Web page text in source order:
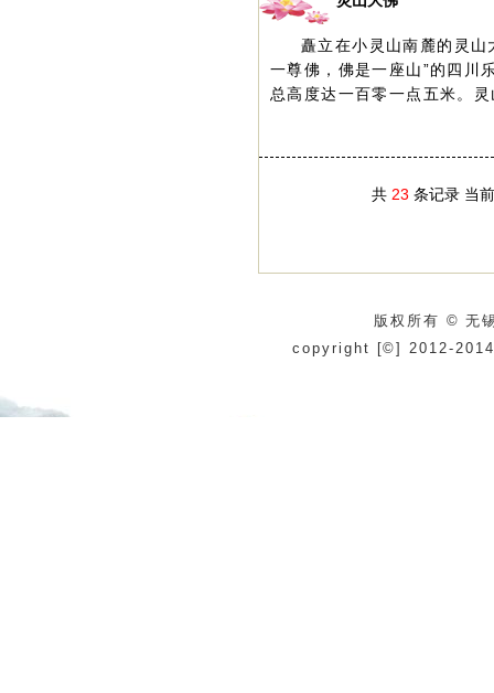
矗立在小灵山南麓的灵
一尊佛，佛是一座山”的四川
总高度达一百零一点五米。
共 23 条记录 当
版权所有 © 无
copyright [©] 2012-